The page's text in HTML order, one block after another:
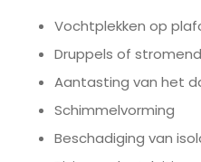
Vochtplekken op
Druppels of
Aantasting van het
Schimmelvorming
Beschadiging van